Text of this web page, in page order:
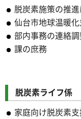
脱炭素施策の推
仙台市地球温暖
部内事務の連絡
課の庶務
脱炭素ライフ係
家庭向け脱炭素